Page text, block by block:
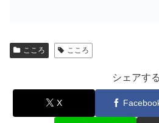
こころ こころ
シェアする
X